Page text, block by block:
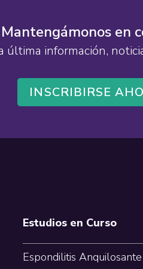
Mantengámonos en
información,
INSCRIBIRSE
Estudios en Curso
Espondilitis Anquilosante